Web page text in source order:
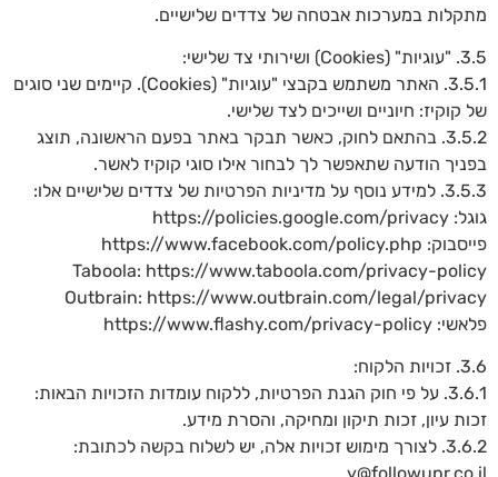
מתקלות במערכות אבטחה של צדדים שלישיים.
3.5. "עוגיות" (Cookies) ושירותי צד שלישי:
3.5.1. האתר משתמש בקבצי "עוגיות" (Cookies). קיימים שני סוגים
של קוקיז: חיוניים ושייכים לצד שלישי.
3.5.2. בהתאם לחוק, כאשר תבקר באתר בפעם הראשונה, תוצג
בפניך הודעה שתאפשר לך לבחור אילו סוגי קוקיז לאשר.
3.5.3. למידע נוסף על מדיניות הפרטיות של צדדים שלישיים אלו:
גוגל: https://policies.google.com/privacy
פייסבוק: https://www.facebook.com/policy.php
Taboola: https://www.taboola.com/privacy-policy
Outbrain: https://www.outbrain.com/legal/privacy
פלאשי: https://www.flashy.com/privacy-policy
3.6. זכויות הלקוח:
3.6.1. על פי חוק הגנת הפרטיות, ללקוח עומדות הזכויות הבאות:
זכות עיון, זכות תיקון ומחיקה, והסרת מידע.
3.6.2. לצורך מימוש זכויות אלה, יש לשלוח בקשה לכתובת: